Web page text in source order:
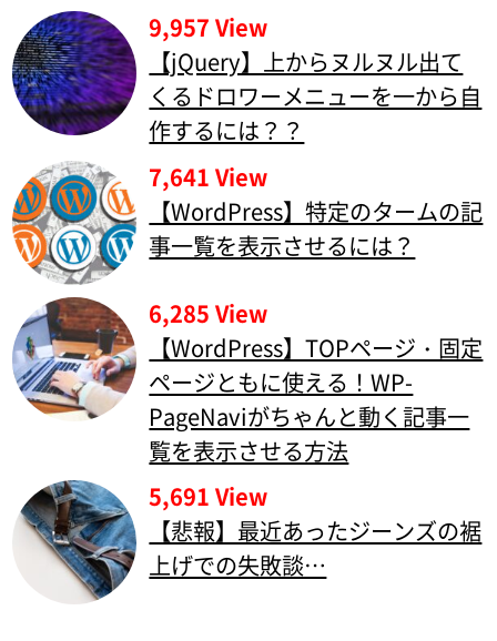
9,957 View
【jQuery】上からヌルヌル出て
くるドロワーメニューを一から自
作するには？？
7,641 View
【WordPress】特定のタームの記
事一覧を表示させるには？
6,285 View
【WordPress】TOPページ・固定
ページともに使える！WP-
PageNaviがちゃんと動く記事一
覧を表示させる方法
5,691 View
【悲報】最近あったジーンズの裾
上げでの失敗談…